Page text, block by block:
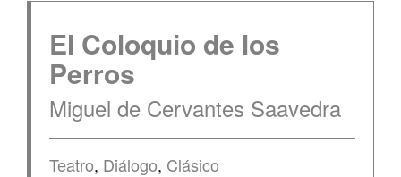
El Coloquio de los
Perros
Miguel de Cervantes Saavedra
Teatro, Diálogo, Clásico